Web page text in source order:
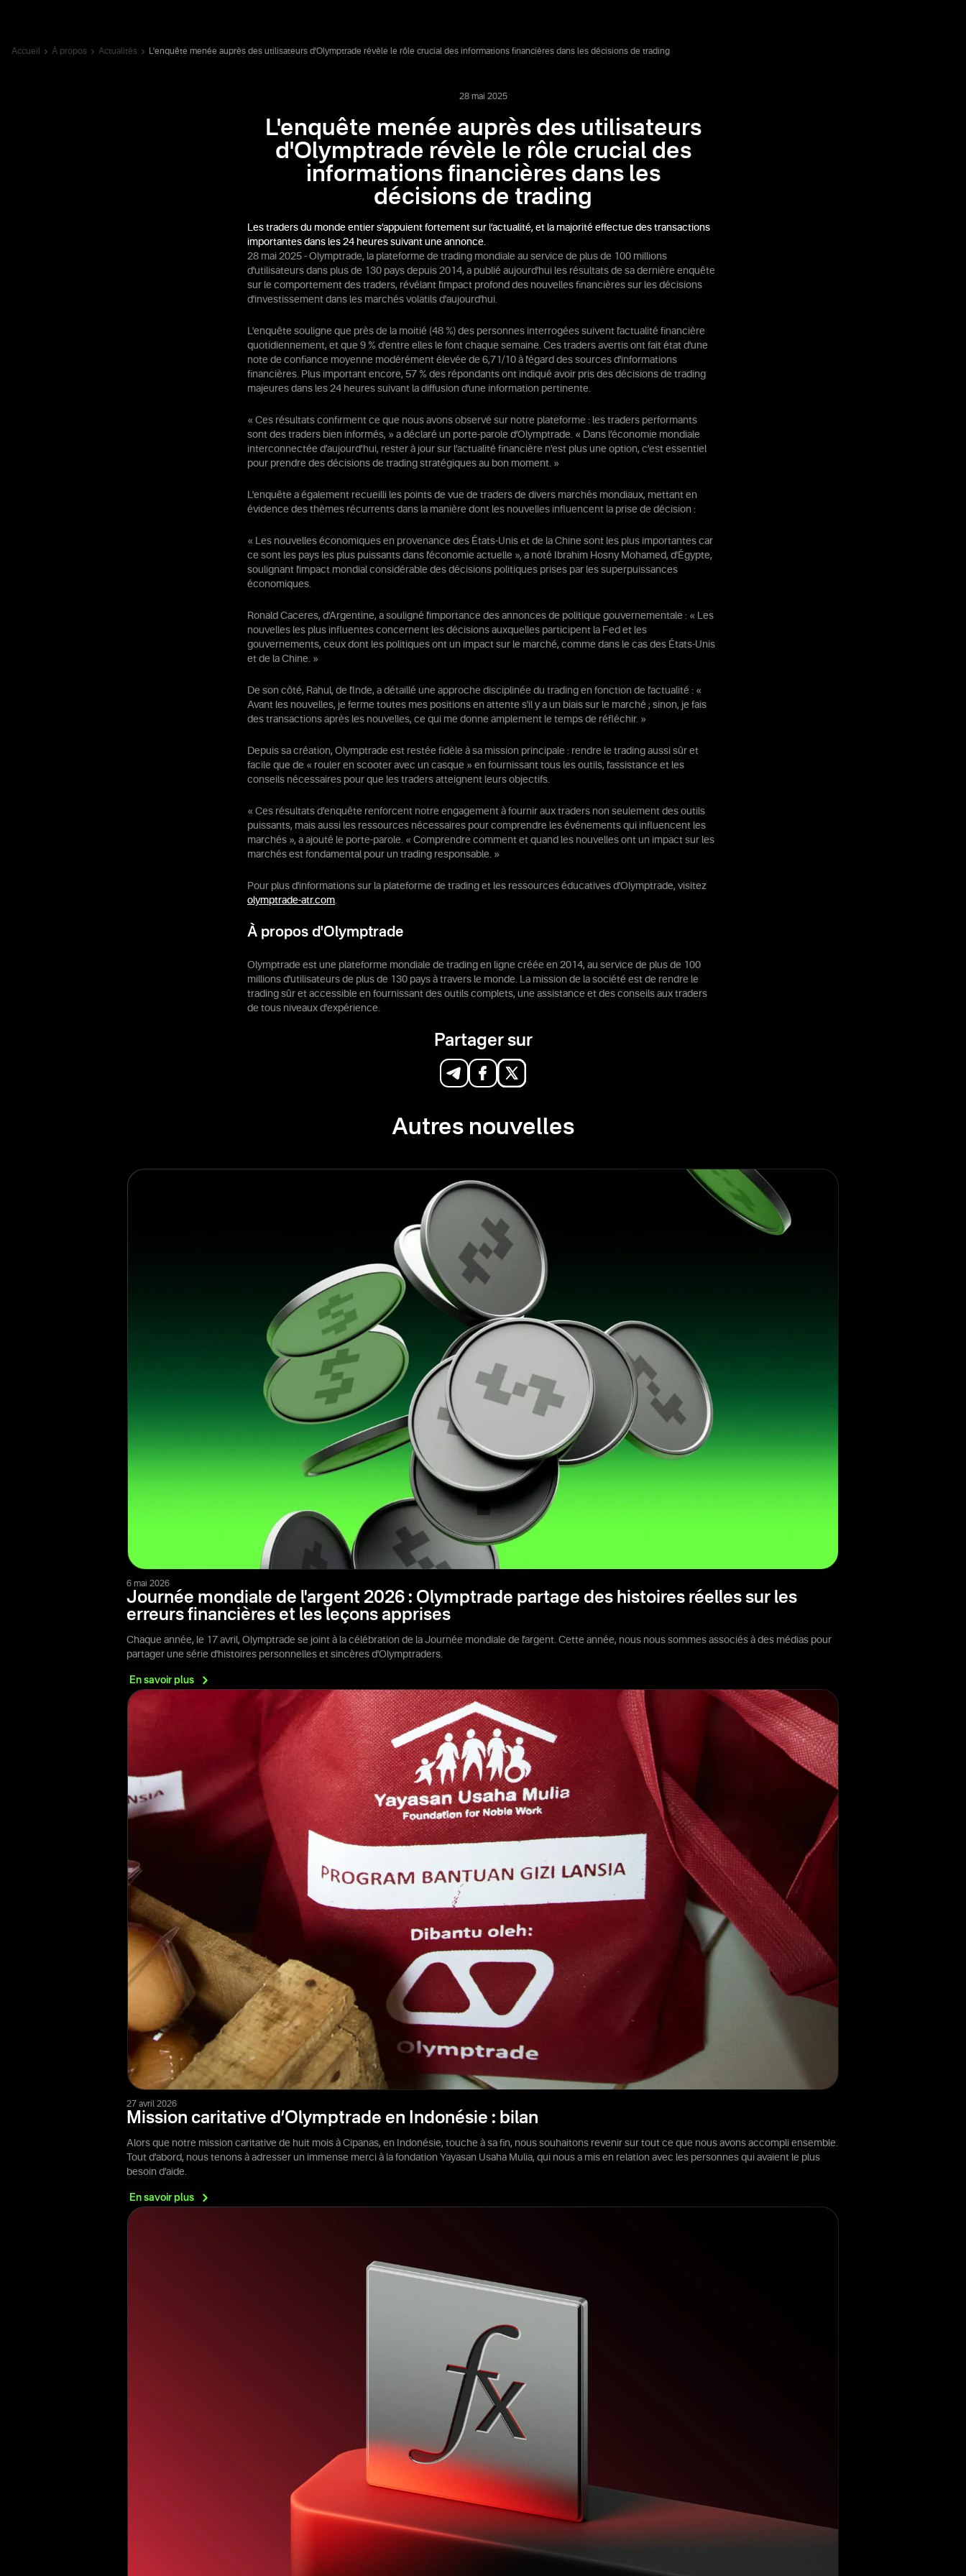
Accueil À propos Actualités L'enquête menée auprès des utilisateurs d'Olymptrade révèle le rôle crucial des informations financières dans les décisions de trading
28 mai 2025
L'enquête menée auprès des utilisateurs
d'Olymptrade révèle le rôle crucial des
informations financières dans les
décisions de trading
Les traders du monde entier s’appuient fortement sur l’actualité, et la majorité effectue des transactions
importantes dans les 24 heures suivant une annonce.
28 mai 2025 - Olymptrade, la plateforme de trading mondiale au service de plus de 100 millions
d'utilisateurs dans plus de 130 pays depuis 2014, a publié aujourd'hui les résultats de sa dernière enquête
sur le comportement des traders, révélant l'impact profond des nouvelles financières sur les décisions
d'investissement dans les marchés volatils d'aujourd'hui.
L'enquête souligne que près de la moitié (48 %) des personnes interrogées suivent l'actualité financière
quotidiennement, et que 9 % d'entre elles le font chaque semaine. Ces traders avertis ont fait état d'une
note de confiance moyenne modérément élevée de 6,71/10 à l'égard des sources d'informations
financières. Plus important encore, 57 % des répondants ont indiqué avoir pris des décisions de trading
majeures dans les 24 heures suivant la diffusion d’une information pertinente.
« Ces résultats confirment ce que nous avons observé sur notre plateforme : les traders performants
sont des traders bien informés, » a déclaré un porte-parole d’Olymptrade. « Dans l’économie mondiale
interconnectée d’aujourd’hui, rester à jour sur l’actualité financière n’est plus une option, c’est essentiel
pour prendre des décisions de trading stratégiques au bon moment. »
L'enquête a également recueilli les points de vue de traders de divers marchés mondiaux, mettant en
évidence des thèmes récurrents dans la manière dont les nouvelles influencent la prise de décision :
« Les nouvelles économiques en provenance des États-Unis et de la Chine sont les plus importantes car
ce sont les pays les plus puissants dans l'économie actuelle », a noté Ibrahim Hosny Mohamed, d'Égypte,
soulignant l'impact mondial considérable des décisions politiques prises par les superpuissances
économiques.
Ronald Caceres, d'Argentine, a souligné l'importance des annonces de politique gouvernementale : « Les
nouvelles les plus influentes concernent les décisions auxquelles participent la Fed et les
gouvernements, ceux dont les politiques ont un impact sur le marché, comme dans le cas des États-Unis
et de la Chine. »
De son côté, Rahul, de l'Inde, a détaillé une approche disciplinée du trading en fonction de l'actualité : «
Avant les nouvelles, je ferme toutes mes positions en attente s'il y a un biais sur le marché ; sinon, je fais
des transactions après les nouvelles, ce qui me donne amplement le temps de réfléchir. »
Depuis sa création, Olymptrade est restée fidèle à sa mission principale : rendre le trading aussi sûr et
facile que de « rouler en scooter avec un casque » en fournissant tous les outils, l'assistance et les
conseils nécessaires pour que les traders atteignent leurs objectifs.
« Ces résultats d’enquête renforcent notre engagement à fournir aux traders non seulement des outils
puissants, mais aussi les ressources nécessaires pour comprendre les événements qui influencent les
marchés », a ajouté le porte-parole. « Comprendre comment et quand les nouvelles ont un impact sur les
marchés est fondamental pour un trading responsable. »
Pour plus d'informations sur la plateforme de trading et les ressources éducatives d'Olymptrade, visitez
olymptrade-atr.com.
À propos d'Olymptrade
Olymptrade est une plateforme mondiale de trading en ligne créée en 2014, au service de plus de 100
millions d'utilisateurs de plus de 130 pays à travers le monde. La mission de la société est de rendre le
trading sûr et accessible en fournissant des outils complets, une assistance et des conseils aux traders
de tous niveaux d'expérience.
Partager sur
Autres nouvelles
6 mai 2026
Journée mondiale de l'argent 2026 : Olymptrade partage des histoires réelles sur les
erreurs financières et les leçons apprises
Chaque année, le 17 avril, Olymptrade se joint à la célébration de la Journée mondiale de l'argent. Cette année, nous nous sommes associés à des médias pour
partager une série d'histoires personnelles et sincères d'Olymptraders.
En savoirplus
27 avril 2026
Mission caritative d’Olymptrade en Indonésie : bilan
Alors que notre mission caritative de huit mois à Cipanas, en Indonésie, touche à sa fin, nous souhaitons revenir sur tout ce que nous avons accompli ensemble.
Tout d’abord, nous tenons à adresser un immense merci à la fondation Yayasan Usaha Mulia, qui nous a mis en relation avec les personnes qui avaient le plus
besoin d’aide.
En savoirplus